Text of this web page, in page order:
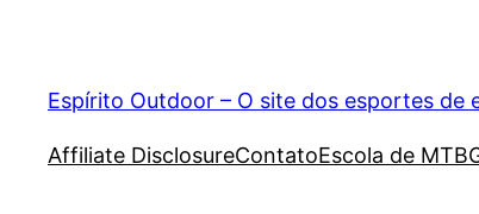
Espírito Outdoor – O site dos esportes de
Affiliate DisclosureContatoEscola de MTB